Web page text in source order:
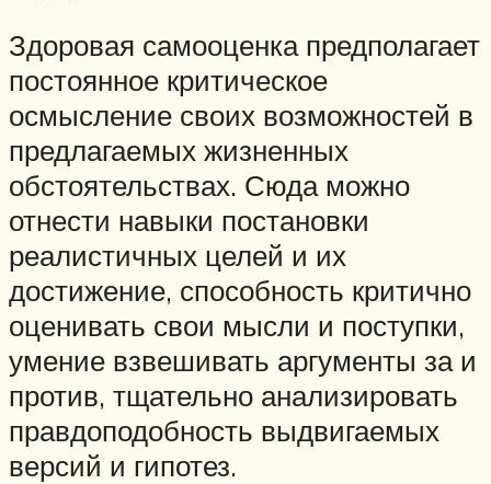
Здоровая самооценка предполагает
постоянное критическое
осмысление своих возможностей в
предлагаемых жизненных
обстоятельствах. Сюда можно
отнести навыки постановки
реалистичных целей и их
достижение, способность критично
оценивать свои мысли и поступки,
умение взвешивать аргументы за и
против, тщательно анализировать
правдоподобность выдвигаемых
версий и гипотез.